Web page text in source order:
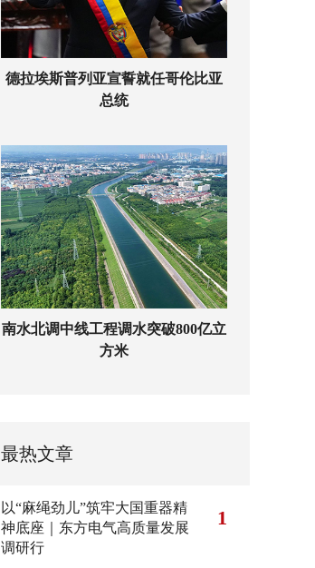
德拉埃斯普列亚宣誓就任哥伦比亚
总统
南水北调中线工程调水突破800亿立
方米
最热文章
以“麻绳劲儿”筑牢大国重器精
神底座｜东方电气高质量发展
调研行
1